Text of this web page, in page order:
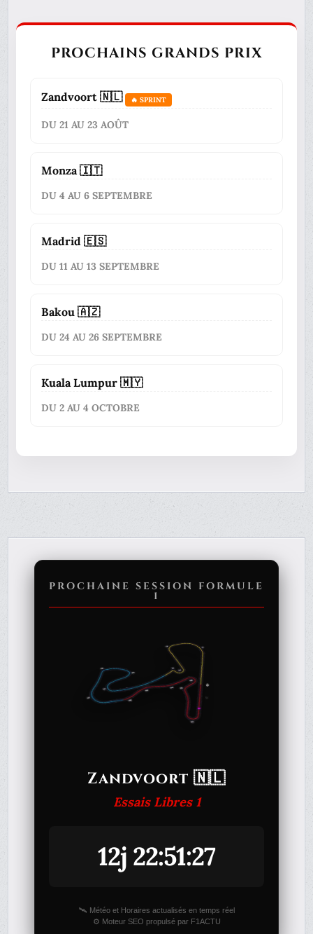
PROCHAINS GRANDS PRIX
Zandvoort 🇳🇱 🔥 SPRINT
DU 21 AU 23 AOÛT
Monza 🇮🇹
DU 4 AU 6 SEPTEMBRE
Madrid 🇪🇸
DU 11 AU 13 SEPTEMBRE
Bakou 🇦🇿
DU 24 AU 26 SEPTEMBRE
Kuala Lumpur 🇲🇾
DU 2 AU 4 OCTOBRE
PROCHAINE SESSION FORMULE
1
Zandvoort 🇳🇱
Essais Libres 1
12j 22:51:27
🛰️ Météo et Horaires actualisés en temps réel
⚙️ Moteur SEO propulsé par F1ACTU